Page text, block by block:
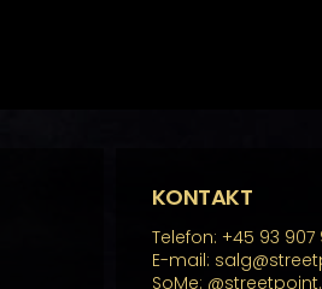
KONTAKT
Telefon: +45 93 907
E-mail:
SoMe: